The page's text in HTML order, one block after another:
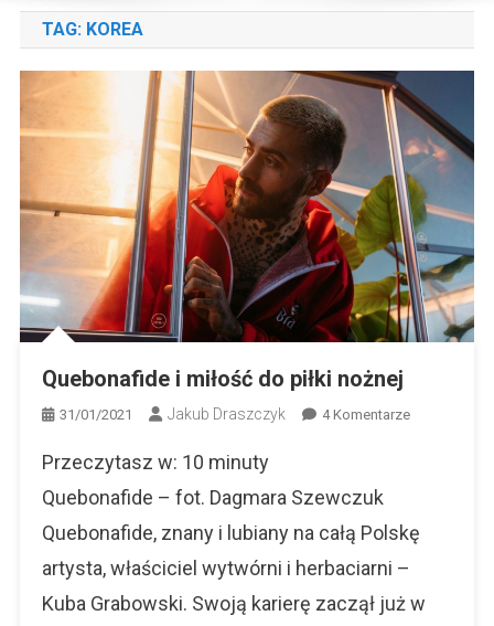
TAG: KOREA
Quebonafide i miłość do piłki nożnej
31/01/2021 Jakub Draszczyk 4 KomentarzeDo
Piłki
Przeczytasz w: 10 minuty
Quebonafide – fot. Dagmara Szewczuk
Quebonafide, znany i lubiany na całą Polskę
artysta, właściciel wytwórni i herbaciarni –
Kuba Grabowski. Swoją karierę zaczął już w